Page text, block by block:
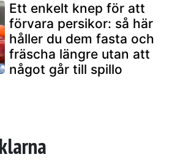
Ett enkelt knep för att
förvara persikor: så här
håller du dem fasta och
fräscha längre utan att
något går till spillo